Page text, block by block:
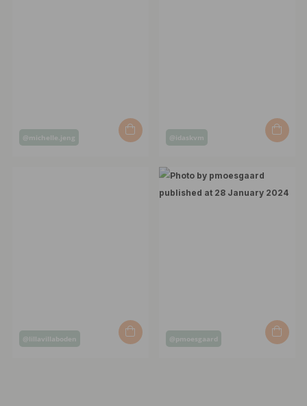
Post
@michelle.jeng
Post
by
@idaskvm
Post
@lillavillaboden
Post
@pmoesgaard